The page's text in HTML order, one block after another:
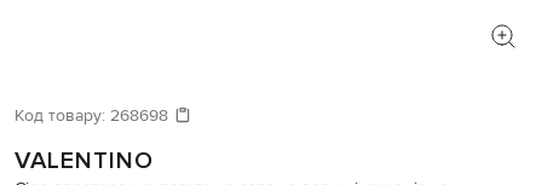
Код товару: 268698
VALENTINO